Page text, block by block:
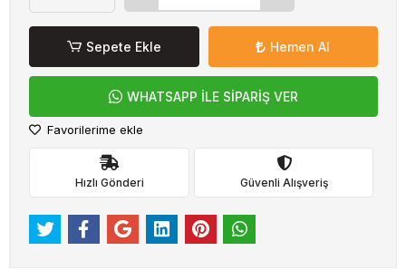
Sepete Ekle Hemen Al
WHATSAPP İLE SİPARİŞ VER
Favorilerime ekle
Hızlı Gönderi Güvenli Alışveriş